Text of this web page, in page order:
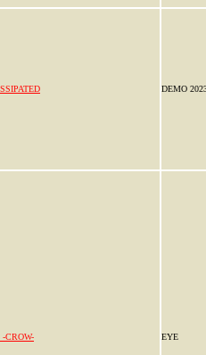
DEMO
-CROW- EYE